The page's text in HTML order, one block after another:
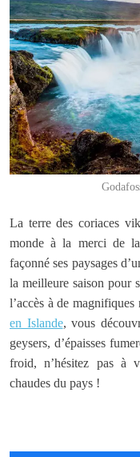
La terre des coriaces
monde à la merci de
façonné ses paysages
la meilleure saison pour
l’accès à de magnifiques
en Islande, vous
geysers, d’épaisses
froid, n’hésitez pas à
chaudes du pays !